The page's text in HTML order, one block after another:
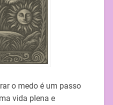
o medo é um passo
vida plena e